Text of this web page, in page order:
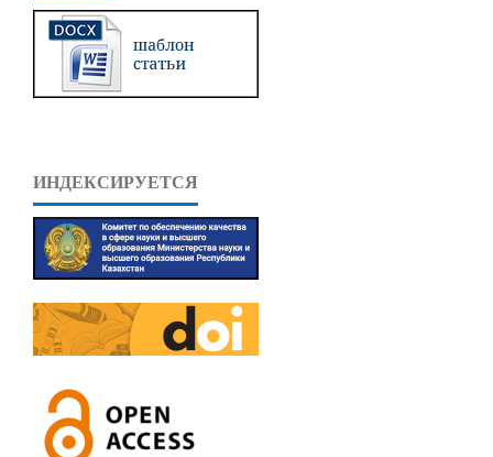
ИНДЕКСИРУЕТСЯ